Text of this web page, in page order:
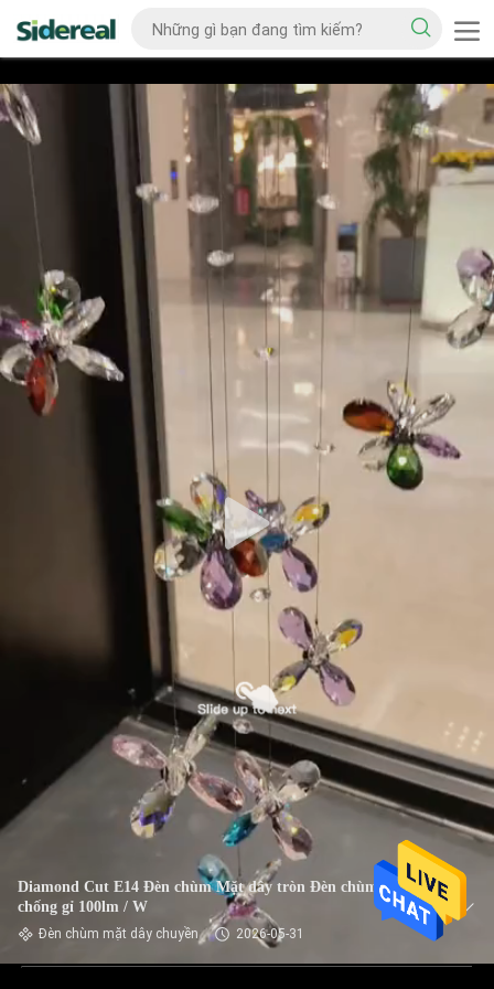
Diamond Cut E14 Đèn chùm Mặt dây tròn Đèn chùm Đèn
chống gỉ 100lm / W
Đèn chùm mặt dây chuyền 2026-05-31